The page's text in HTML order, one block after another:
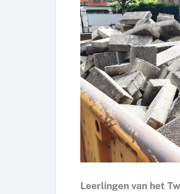
Leerlingen van het